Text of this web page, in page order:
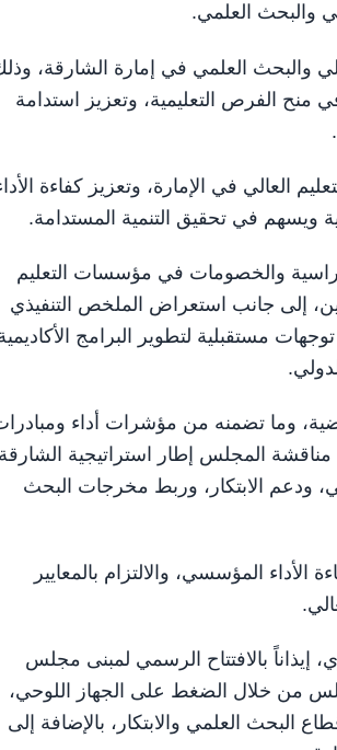
والبحث العلمي.
والبحث العلمي في إمارة الشارقة،
منح الفرص التعليمية، وتعزيز استدامة
العالي في الإمارة، وتعزيز كفاءة
ويسهم في تحقيق التنمية المستدامة.
والخصومات في مؤسسات التعليم
إلى جانب استعراض الملخص التنفيذي
مستقبلية لتطوير البرامج
وما تضمنه من مؤشرات أداء
المجلس إطار استراتيجية
ودعم الابتكار، وربط مخرجات البحث
المؤسسي، والالتزام بالمعايير
بالافتتاح الرسمي لمبنى مجلس
من خلال الضغط على الجهاز اللوحي،
البحث العلمي والابتكار، بالإضافة إلى